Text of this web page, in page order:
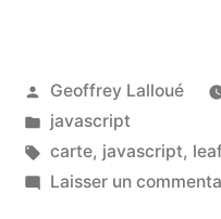
Publié
par
Geoffrey Lalloué
Publié
dans
javascript
Étiquettes :
carte, javascript,
Laisser un